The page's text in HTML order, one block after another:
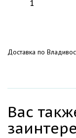
Доставка по
Вас